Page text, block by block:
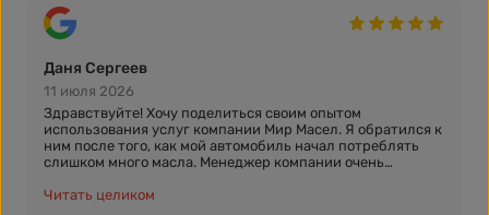
ответить на все вопросы. Цены в "Мире масел" вполне
адекватные, а качество товаров не вызывает сомнений.
Отдельно хочу отметить удобное расположение магазина
- он находится прямо на оживленной улице Блюхера, что
очень удобно для автомобилистов. Также на территории
есть бесплатная парковка.
В целом, я остался очень доволен покупками в "Мире
масел" и рекомендую этот магазин всем, кому нужны
качественные смазочные материалы для своих
автомобилей. Это надежный и проверенный поставщик
масел в Челябинске."
Даня Сергеев
11 июля 2026
Здравствуйте! Хочу поделиться своим опытом
использования услуг компании Мир Масел. Я обратился к
ним после того, как мой автомобиль начал потреблять
слишком много масла. Менеджер компании очень
выбрать нужное масло для моего автомобиля. Доставка
Читать целиком